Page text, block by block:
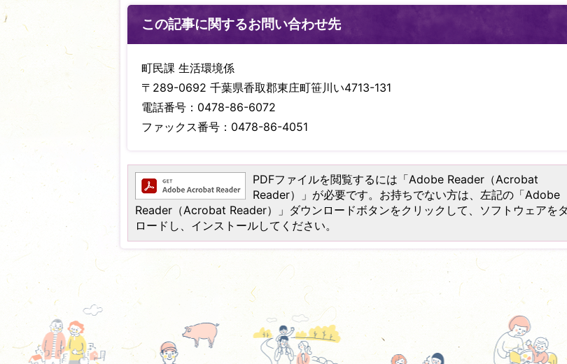
この記事に関するお問い合わせ先
町民課 生活環境係
〒289-0692 千葉県香取郡東庄町笹川い4713-131
電話番号：0478-86-6072
ファックス番号：0478-86-4051
PDFファイルを閲覧するには「Adobe Reader（Acrobat
Reader）」が必要です。お持ちでない方は、左記の「Adobe
Reader（Acrobat Reader）」ダウンロードボタンをクリックして、ソフトウェアを
ロードし、インストールしてください。